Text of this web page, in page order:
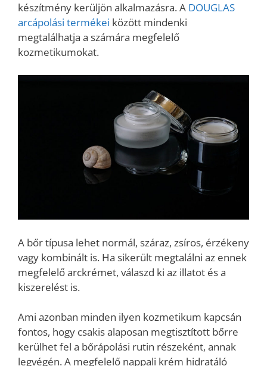
készítmény kerüljön alkalmazásra. A DOUGLAS
arcápolási termékei között mindenki
megtalálhatja a számára megfelelő
kozmetikumokat.
A bőr típusa lehet normál, száraz, zsíros, érzékeny
vagy kombinált is. Ha sikerült megtalálni az ennek
megfelelő arckrémet, válaszd ki az illatot és a
kiszerelést is.
Ami azonban minden ilyen kozmetikum kapcsán
fontos, hogy csakis alaposan megtisztított bőrre
kerülhet fel a bőrápolási rutin részeként, annak
legvégén. A megfelelő nappali krém hidratáló